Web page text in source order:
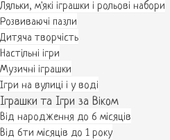
Ляльки, м'які іграшки і рольові набори
Розвиваючі пазли
Дитяча творчість
Настільні ігри
Музичні іграшки
Ігри на вулиці і у воді
Іграшки та Ігри за Віком
Від народження до 6 місяців
Від 6ти місяців до 1 року